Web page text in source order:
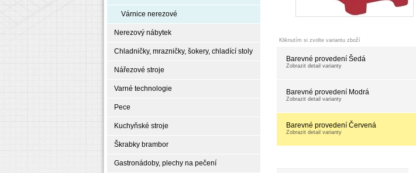
Kliknutím si zvolte variantu zboží
Barevné provedení Šedá
Zobrazit detail varianty
Barevné provedení Modrá
Zobrazit detail varianty
Barevné provedení Červená
Zobrazit detail varianty
Várnice nerezové
Nerezový nábytek
Chladničky, mrazničky, šokery, chladící stoly
Nářezové stroje
Varné technologie
Pece
Kuchyňské stroje
Škrabky brambor
Gastronádoby, plechy na pečení